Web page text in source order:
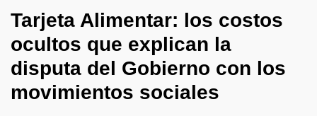
Tarjeta Alimentar: los costos
ocultos que explican la
disputa del Gobierno con los
movimientos sociales